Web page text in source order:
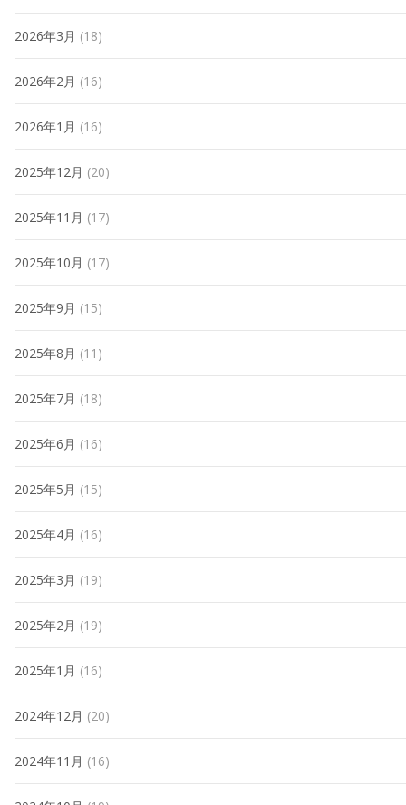
2026年3月 (18)
2026年2月 (16)
2026年1月 (16)
2025年12月 (20)
2025年11月 (17)
2025年10月 (17)
2025年9月 (15)
2025年8月 (11)
2025年7月 (18)
2025年6月 (16)
2025年5月 (15)
2025年4月 (16)
2025年3月 (19)
2025年2月 (19)
2025年1月 (16)
2024年12月 (20)
2024年11月 (16)